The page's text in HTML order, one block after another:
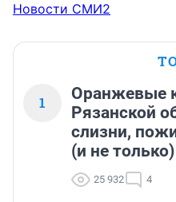
Новости СМИ2
1
Оранжевые
Рязанской
слизни,
(и не только)
25 932 4